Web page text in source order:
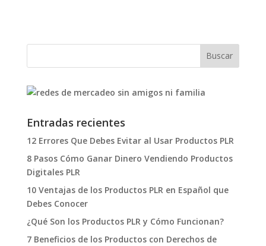
Entradas recientes
12 Errores Que Debes Evitar al Usar Productos PLR
8 Pasos Cómo Ganar Dinero Vendiendo Productos
Digitales PLR
10 Ventajas de los Productos PLR en Español que
Debes Conocer
¿Qué Son los Productos PLR y Cómo Funcionan?
7 Beneficios de los Productos con Derechos de